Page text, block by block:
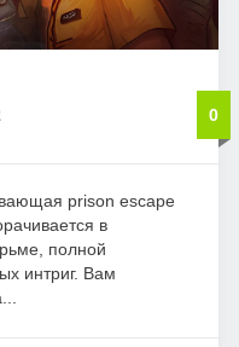
0
prison escape
в
полной
интриг. Вам